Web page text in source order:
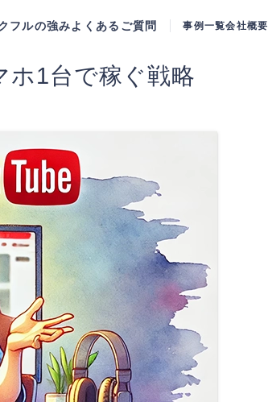
フルの強みよくあるご質問 事例一覧会社概要
ホ1台で稼ぐ戦略